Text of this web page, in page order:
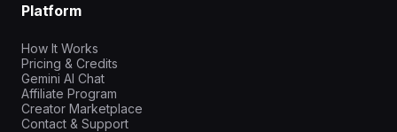
Platform
How It Works
Pricing & Credits
Gemini AI Chat
Affiliate Program
Creator Marketplace
Contact & Support